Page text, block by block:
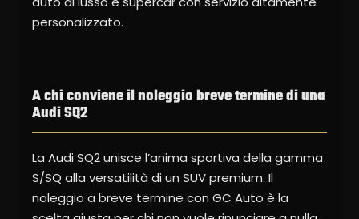
personalizzato.
A chi conviene il noleggio breve termine di una
Audi SQ2
La Audi SQ2 unisce l’anima sportiva della gamma
S/SQ alla versatilità di un SUV premium. Il
noleggio a breve termine con GC Auto è la